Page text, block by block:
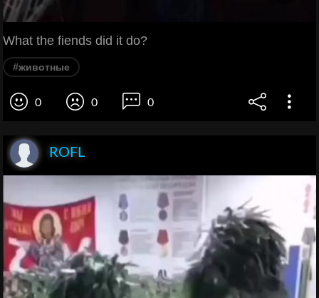
What the fiends did it do?
#животные
0 0 0
ROFL